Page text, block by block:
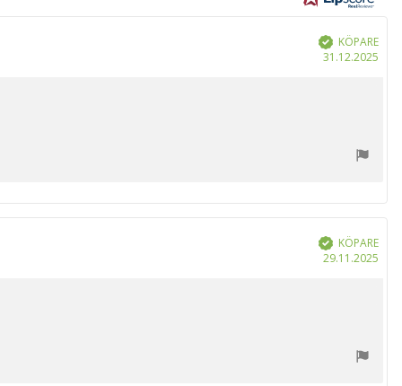
Bekräftad
KÖPARE
31.12.2025
Bekräftad
KÖPARE
29.11.2025